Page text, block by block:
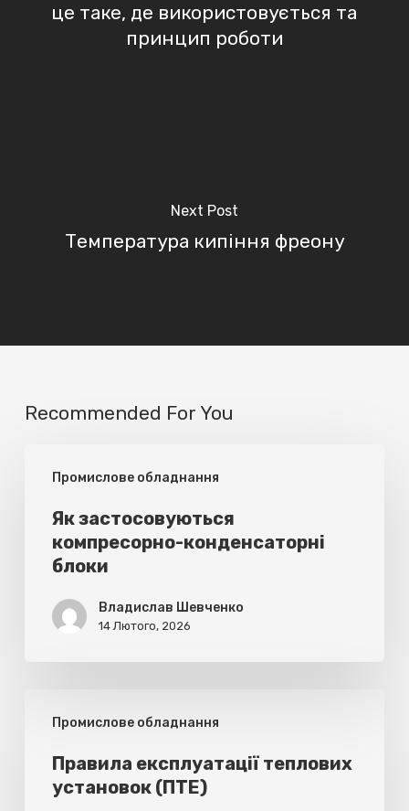
це таке, де використовується та
принцип роботи
Next Post
Температура кипіння фреону
Recommended For You
Промислове обладнання
застосовуються
компресорно-
конденсаторні
блоки
Як застосовуються
компресорно-конденсаторні
блоки
Владислав Шевченко
14 Лютого, 2026
Промислове обладнання
експлуатації
теплових
установок
Правила експлуатації теплових
установок (ПТЕ)